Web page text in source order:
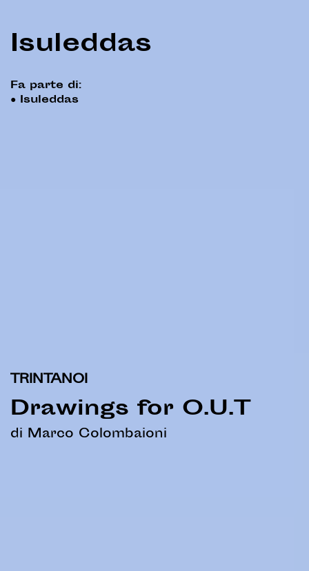
Isuleddas
Fa parte di:
● Isuleddas
TRINTANOI
Drawings for O.U.T
di Marco Colombaioni